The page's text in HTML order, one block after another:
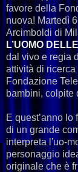
favore della
nuova! Martedì
Arcimboldi di
L’UOMO
dal vivo e regia
attività di
Fondazione
bambini, colpite
E quest’anno
di un grande
interpreta l'uo-
personaggio
originale che è